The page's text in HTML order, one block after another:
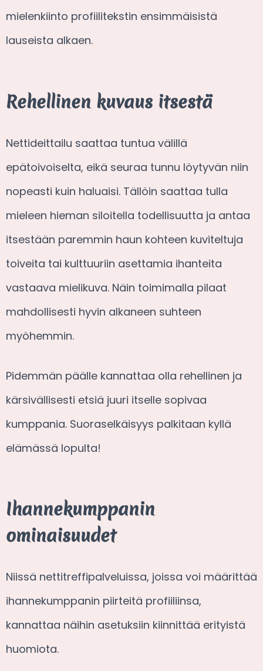
mielenkiinto profiilitekstin ensimmäisistä
lauseista alkaen.
Rehellinen kuvaus itsestä
Nettideittailu saattaa tuntua välillä
epätoivoiselta, eikä seuraa tunnu löytyvän niin
nopeasti kuin haluaisi. Tällöin saattaa tulla
mieleen hieman siloitella todellisuutta ja antaa
itsestään paremmin haun kohteen kuviteltuja
toiveita tai kulttuuriin asettamia ihanteita
vastaava mielikuva. Näin toimimalla pilaat
mahdollisesti hyvin alkaneen suhteen
myöhemmin.
Pidemmän päälle kannattaa olla rehellinen ja
kärsivällisesti etsiä juuri itselle sopivaa
kumppania. Suoraselkäisyys palkitaan kyllä
elämässä lopulta!
Ihannekumppanin
ominaisuudet
Niissä nettitreffipalveluissa, joissa voi määrittää
ihannekumppanin piirteitä profiiliinsa,
kannattaa näihin asetuksiin kiinnittää erityistä
huomiota.